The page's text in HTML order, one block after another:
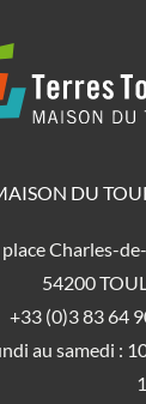
DU
place Charles-
54200
+33 (0)3 83 64
au samedi :
–